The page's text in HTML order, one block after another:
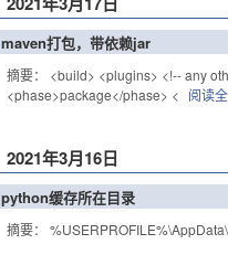
maven打包，带依赖jar
摘要： <build> <plugins> <!-- any
<phase>package</phase> < 阅读
2021年3月16日
python缓存所在目录
摘要：